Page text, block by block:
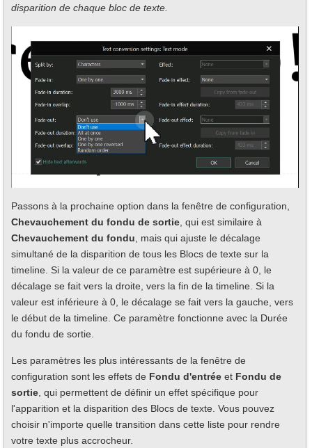
disparition de chaque bloc de texte.
Passons à la prochaine option dans la fenêtre de configuration,
Chevauchement du fondu de sortie, qui est similaire à
Chevauchement du fondu, mais qui ajuste le décalage
simultané de la disparition de tous les Blocs de texte sur la
timeline. Si la valeur de ce paramètre est supérieure à 0, le
décalage se fait vers la droite, vers la fin de la timeline. Si la
valeur est inférieure à 0, le décalage se fait vers la gauche, vers
le début de la timeline. Ce paramètre fonctionne avec la Durée
du fondu de sortie.
Les paramètres les plus intéressants de la fenêtre de
configuration sont les effets de Fondu d'entrée et Fondu de
sortie, qui permettent de définir un effet spécifique pour
l'apparition et la disparition des Blocs de texte. Vous pouvez
choisir n'importe quelle transition dans cette liste pour rendre
votre texte plus accrocheur.